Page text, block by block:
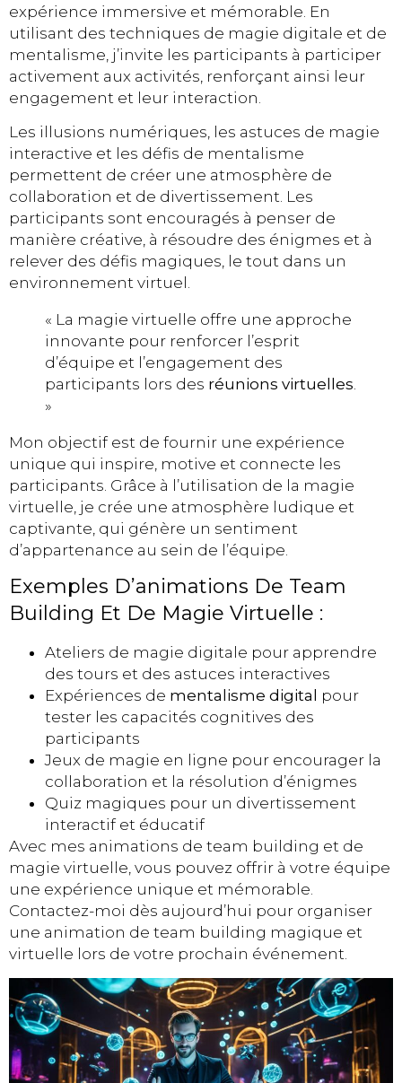
expérience immersive et mémorable. En
utilisant des techniques de magie digitale et de
mentalisme, j’invite les participants à participer
activement aux activités, renforçant ainsi leur
engagement et leur interaction.
Les illusions numériques, les astuces de magie
interactive et les défis de mentalisme
permettent de créer une atmosphère de
collaboration et de divertissement. Les
participants sont encouragés à penser de
manière créative, à résoudre des énigmes et à
relever des défis magiques, le tout dans un
environnement virtuel.
« La magie virtuelle offre une approche
innovante pour renforcer l’esprit
d’équipe et l’engagement des
participants lors des réunions virtuelles
»
Mon objectif est de fournir une expérience
unique qui inspire, motive et connecte les
participants. Grâce à l’utilisation de la magie
virtuelle, je crée une atmosphère ludique et
captivante, qui génère un sentiment
d’appartenance au sein de l’équipe.
Exemples D’animations De Team
Building Et De Magie Virtuelle :
Ateliers de magie digitale pour apprendre
des tours et des astuces interactives
Expériences de mentalisme digital
pour
tester les capacités cognitives des
participants
Jeux de magie en ligne pour encourager la
collaboration et la résolution d’énigmes
Quiz magiques pour un divertissement
interactif et éducatif
Avec mes animations de team building et de
magie virtuelle, vous pouvez offrir à votre équipe
une expérience unique et mémorable.
Contactez-moi dès aujourd’hui pour organiser
une animation de team building magique et
virtuelle lors de votre prochain événement.